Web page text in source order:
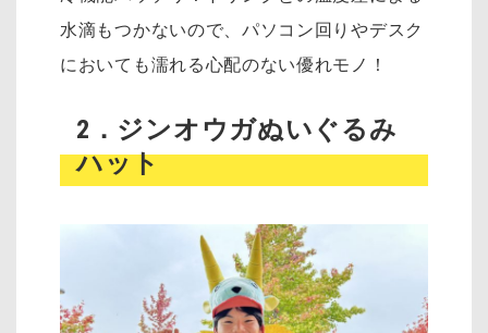
水滴もつかないので、パソコン回りやデスク
においても濡れる心配のない優れモノ！
2．ジンオウガぬいぐるみ
ハット